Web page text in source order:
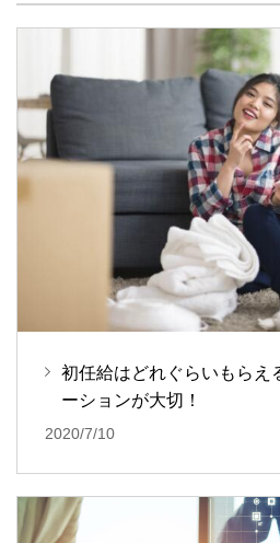
初任給はどれぐらいもらえ
ーションが大切！
2020/7/10